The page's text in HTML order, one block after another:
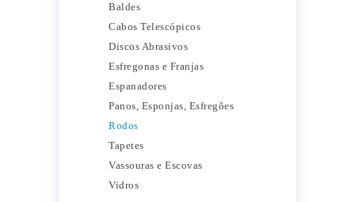
Baldes
Cabos Telescópicos
Discos Abrasivos
Esfregonas e Franjas
Espanadores
Panos, Esponjas, Esfregões
Rodos
Tapetes
Vassouras e Escovas
Vidros